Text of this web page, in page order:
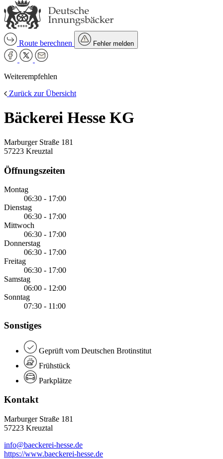
Route berechnen Fehler melden
Weiterempfehlen
Zurück zur Übersicht
Bäckerei Hesse KG
Marburger Straße 181
57223 Kreuztal
Öffnungszeiten
Montag
06:30 - 17:00
Dienstag
06:30 - 17:00
Mittwoch
06:30 - 17:00
Donnerstag
06:30 - 17:00
Freitag
06:30 - 17:00
Samstag
06:00 - 12:00
Sonntag
07:30 - 11:00
Sonstiges
Geprüft vom Deutschen Brotinstitut
Frühstück
Parkplätze
Kontakt
Marburger Straße 181
57223 Kreuztal
info@baeckerei-hesse.de
https://www.baeckerei-hesse.de